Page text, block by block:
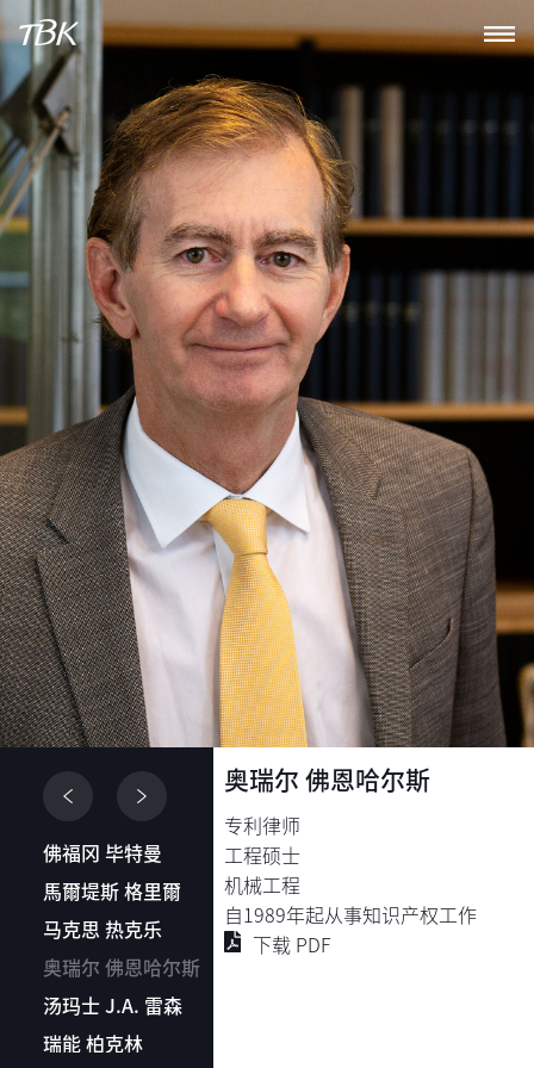
佛福冈 毕特曼
馬爾堤斯 格里爾
马克思 热克乐
奥瑞尔 佛恩哈尔斯
汤玛士 J.A. 雷森
瑞能 柏克林
奥瑞尔 佛恩哈尔斯
专利律师
工程硕士
机械工程
自1989年起从事知识产权工作
下载 PDF